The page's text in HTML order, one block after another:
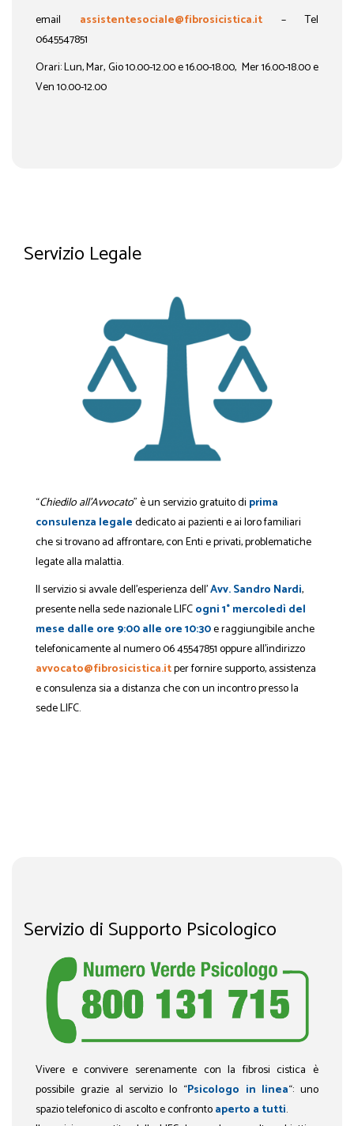
email assistentesociale@fibrosicistica.it – Tel
0645547851
Orari: Lun, Mar, Gio 10.00-12.00 e 16.00-18.00, Mer 16.00-18.00 e
Ven 10.00-12.00
Servizio Legale
“Chiedilo all’Avvocato” è un servizio gratuito di prima
consulenza legalededicato ai pazienti e ai loro familiari
che si trovano ad affrontare, con Enti e privati, problematiche
legate alla malattia.
Il servizio si avvale dell’esperienza dell’Avv. Sandro Nardi,
presente nella sede nazionale LIFCogni 1° mercoledì del
mese dalle ore 9:00 alle ore 10:30e raggiungibile anche
telefonicamente al numero 06 45547851 oppure all’indirizzo
avvocato@fibrosicistica.itper fornire supporto, assistenza
e consulenza sia a distanza che con un incontro presso la
sede LIFC.
Servizio di Supporto Psicologico
Vivere e convivere serenamente con la fibrosi cistica è
possibile grazie al servizio lo “Psicologo in linea“: uno
spazio telefonico di ascolto e confrontoaperto a tutti.